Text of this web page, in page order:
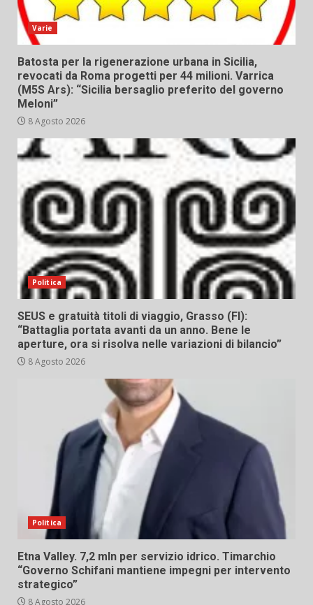
Varie
Batosta per la rigenerazione urbana in Sicilia,
revocati da Roma progetti per 44 milioni. Varrica
(M5S Ars): “Sicilia bersaglio preferito del governo
Meloni”
8 Agosto 2026
Politica
SEUS e gratuità titoli di viaggio, Grasso (FI):
“Battaglia portata avanti da un anno. Bene le
aperture, ora si risolva nelle variazioni di bilancio”
8 Agosto 2026
Politica
Etna Valley. 7,2 mln per servizio idrico. Timarchio
“Governo Schifani mantiene impegni per intervento
strategico”
8 Agosto 2026